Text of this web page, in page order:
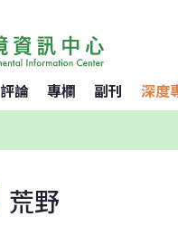
評論 專欄 副刊 深度
荒野